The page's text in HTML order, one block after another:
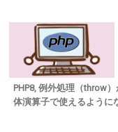
PHP8, 例外処理（throw
体演算子で使えるように